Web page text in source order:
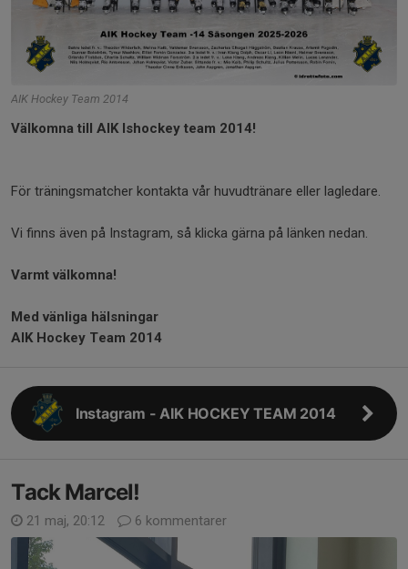
AIK Hockey Team 2014
Välkomna till AIK Ishockey team 2014!
För träningsmatcher kontakta vår huvudtränare eller lagledare.
Vi finns även på Instagram, så klicka gärna på länken nedan.
Varmt välkomna!
Med vänliga hälsningar
AIK Hockey Team 2014
Instagram - AIK HOCKEY TEAM 2014
Tack Marcel!
21 maj, 20:12 6 kommentarer